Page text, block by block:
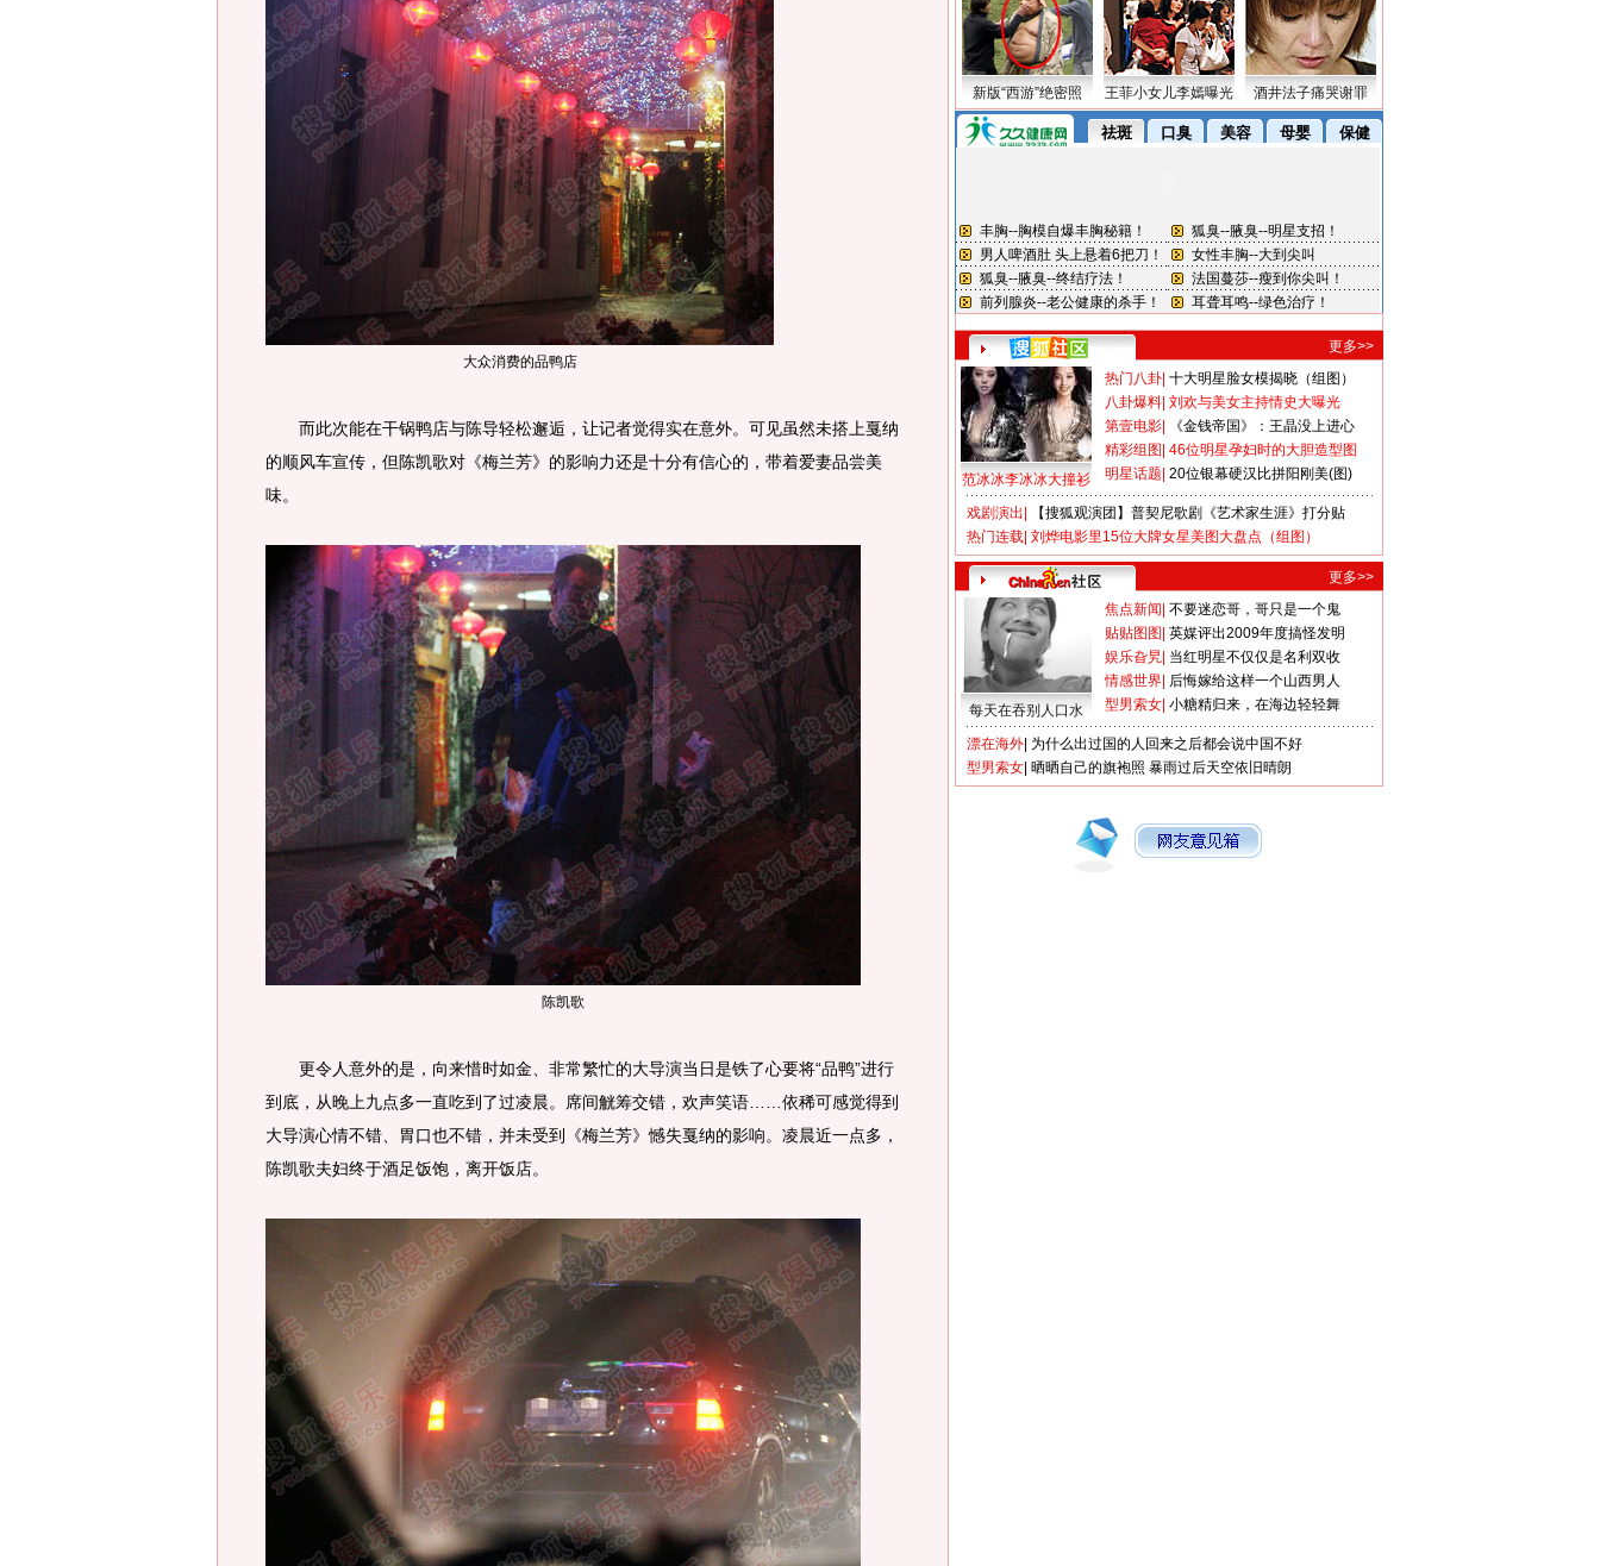
大众消费的品鸭店
而此次能在干锅鸭店与陈导轻松邂逅，让记者觉得实在意外。可见虽然未搭上戛纳
的顺风车宣传，但陈凯歌对《梅兰芳》的影响力还是十分有信心的，带着爱妻品尝美
味。
陈凯歌
更令人意外的是，向来惜时如金、非常繁忙的大导演当日是铁了心要将“品鸭”进行
到底，从晚上九点多一直吃到了过凌晨。席间觥筹交错，欢声笑语……依稀可感觉得到
大导演心情不错、胃口也不错，并未受到《梅兰芳》憾失戛纳的影响。凌晨近一点多，
陈凯歌夫妇终于酒足饭饱，离开饭店。
新版“西游”绝密照 王菲小女儿李嫣曝光 酒井法子痛哭谢罪
更多>>
范冰冰李冰冰大撞衫
热门八卦 十大明星脸女模揭晓（组图）
八卦爆料 刘欢与美女主持情史大曝光
第壹电影
《金钱帝国》：王晶没上进心
精彩组图 46位明星孕妇时的大胆造型图
明星话题 20位银幕硬汉比拼阳刚美(图)
戏剧演出
【搜狐观演团】普契尼歌剧《艺术家生涯》打分贴
热门连载 刘烨电影里15位大牌女星美图大盘点（组图）
更多>>
每天在吞别人口水
焦点新闻 不要迷恋哥，哥只是一个鬼
贴贴图图 英媒评出2009年度搞怪发明
娱乐旮旯 当红明星不仅仅是名利双收
情感世界 后悔嫁给这样一个山西男人
型男索女 小糖精归来，在海边轻轻舞
漂在海外 为什么出过国的人回来之后都会说中国不好
型男索女 晒晒自己的旗袍照 暴雨过后天空依旧晴朗